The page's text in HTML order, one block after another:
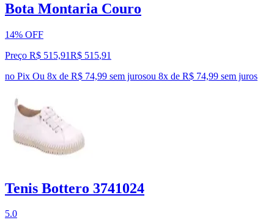
Bota Montaria Couro
14% OFF
Preço R$ 515,91R$ 515,91
no Pix Ou 8x de R$ 74,99 sem jurosou 8x de R$ 74,99 sem juros
Tenis Bottero 3741024
5.0